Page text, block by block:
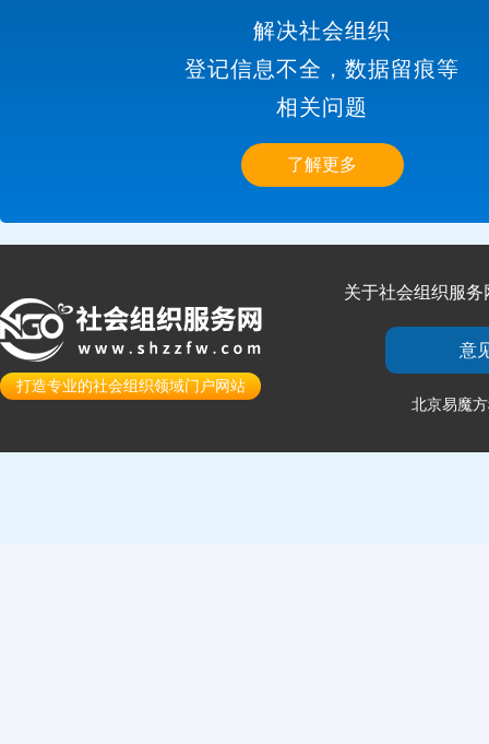
解决社会组织
登记信息不全，数据留痕等
相关问题
了解更多
打造专业的社会组织领域门户网站
关于社会组织服务
意
北京易魔